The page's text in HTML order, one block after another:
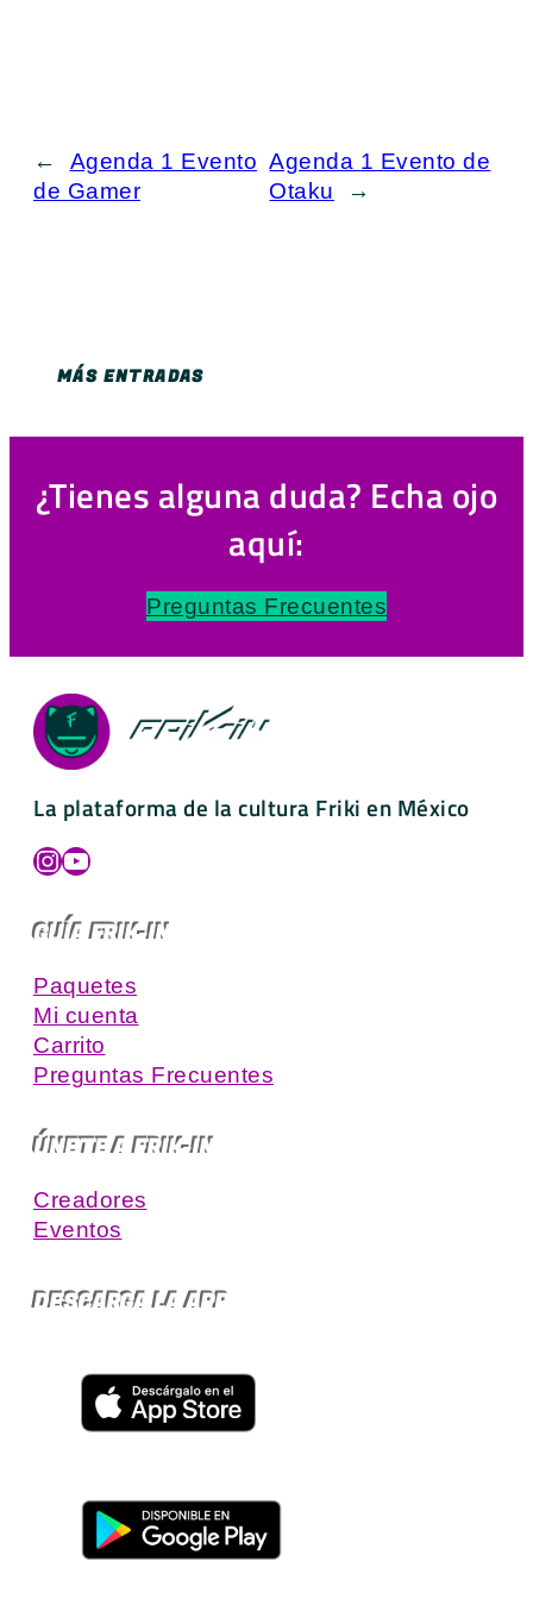
←
Agenda 1 Evento
de Gamer
Agenda 1 Evento de
Otaku
→
MÁS ENTRADAS
¿Tienes alguna duda? Echa ojo
aquí:
Preguntas Frecuentes
La plataforma de la cultura Friki en México
InstagramYouTube
GUÍA FRIK-IN
Paquetes
Mi cuenta
Carrito
Preguntas Frecuentes
ÚNETE A FRIK-IN
Creadores
Eventos
DESCARGA LA APP